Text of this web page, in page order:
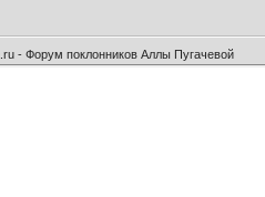
- Форум поклонников Аллы Пугачевой